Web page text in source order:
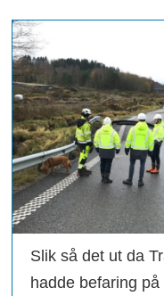
Slik så det ut da
hadde befaring